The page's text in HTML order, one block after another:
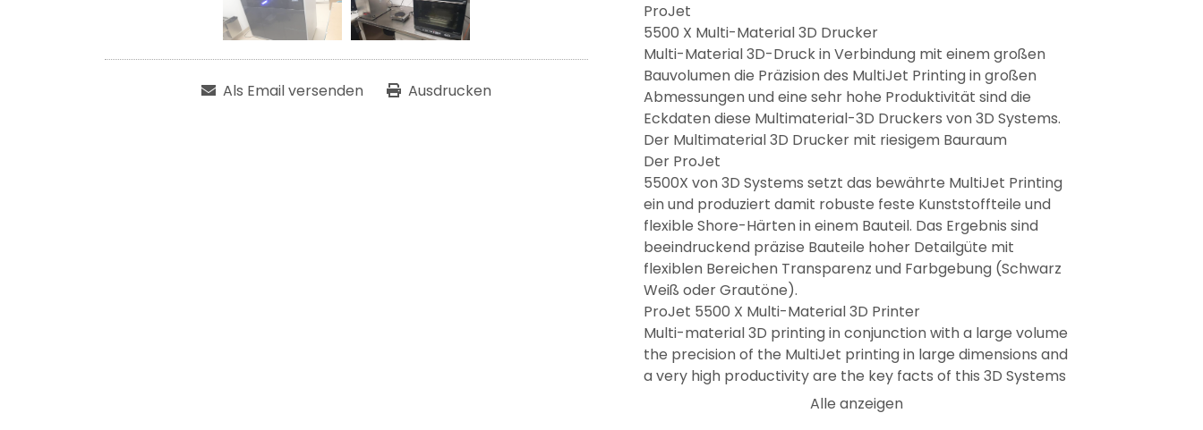
Als Email versenden Ausdrucken
ProJet
5500 X Multi-Material 3D Drucker
Multi-Material 3D-Druck in Verbindung mit einem großen
Bauvolumen die Präzision des MultiJet Printing in großen
Abmessungen und eine sehr hohe Produktivität sind die
Eckdaten diese Multimaterial-3D Druckers von 3D Systems.
Der Multimaterial 3D Drucker mit riesigem Bauraum
Der ProJet
5500X von 3D Systems setzt das bewährte MultiJet Printing
ein und produziert damit robuste feste Kunststoffteile und
flexible Shore-Härten in einem Bauteil. Das Ergebnis sind
beeindruckend präzise Bauteile hoher Detailgüte mit
flexiblen Bereichen Transparenz und Farbgebung (Schwarz
Weiß oder Grautöne).
ProJet 5500 X Multi-Material 3D Printer
Multi-material 3D printing in conjunction with a large volume
the precision of the MultiJet printing in large dimensions and
a very high productivity are the key facts of this 3D Systems
multi-material 3D printer.
The multimaterial 3D printer with huge space
Alle anzeigen